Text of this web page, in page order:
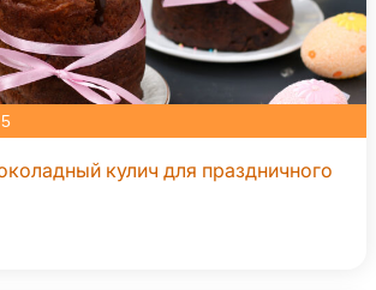
5
кулич для праздничного